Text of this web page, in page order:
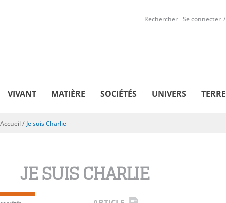
Rechercher Se connecter
VIVANT MATIÈRE SOCIÉTÉS UNIVERS TERRE
Vous êtes ici
Accueil/ Je suis Charlie
JE SUIS CHARLIE